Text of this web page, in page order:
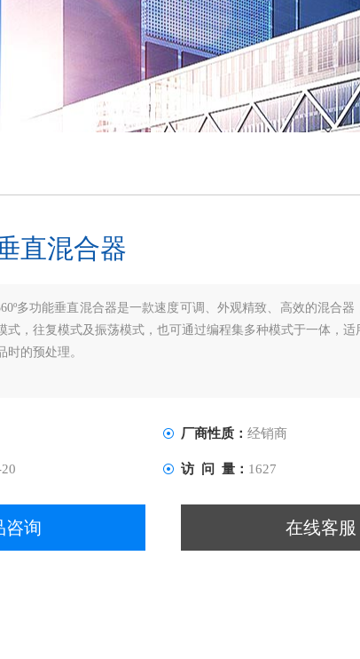
直混合器
多功能垂直混合器是一款速度可调、外观精致、高效的混合
式，往复模式及振荡模式，也可通过编程集多种模式于一体，适
时的预处理。
厂商性质： 经销商
访 问 量： 1627
咨询 在线客服